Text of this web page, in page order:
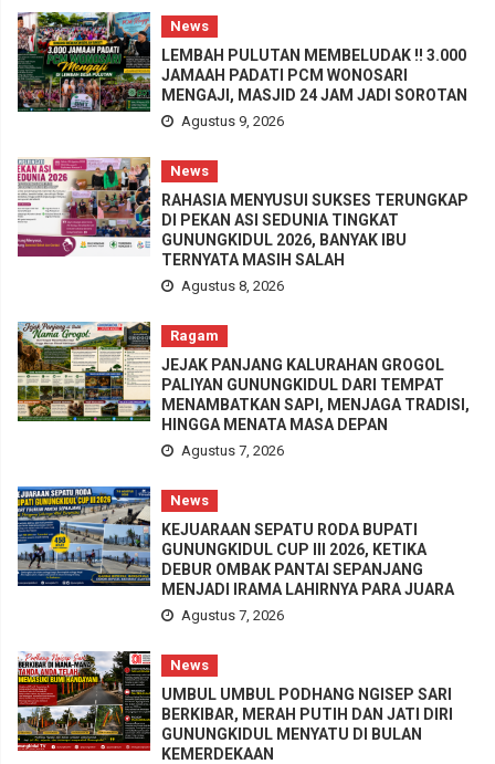
News
LEMBAH PULUTAN MEMBELUDAK !! 3.000
JAMAAH PADATI PCM WONOSARI
MENGAJI, MASJID 24 JAM JADI SOROTAN
Agustus 9, 2026
News
RAHASIA MENYUSUI SUKSES TERUNGKAP
DI PEKAN ASI SEDUNIA TINGKAT
GUNUNGKIDUL 2026, BANYAK IBU
TERNYATA MASIH SALAH
Agustus 8, 2026
Ragam
JEJAK PANJANG KALURAHAN GROGOL
PALIYAN GUNUNGKIDUL DARI TEMPAT
MENAMBATKAN SAPI, MENJAGA TRADISI,
HINGGA MENATA MASA DEPAN
Agustus 7, 2026
News
KEJUARAAN SEPATU RODA BUPATI
GUNUNGKIDUL CUP III 2026, KETIKA
DEBUR OMBAK PANTAI SEPANJANG
MENJADI IRAMA LAHIRNYA PARA JUARA
Agustus 7, 2026
News
UMBUL UMBUL PODHANG NGISEP SARI
BERKIBAR, MERAH PUTIH DAN JATI DIRI
GUNUNGKIDUL MENYATU DI BULAN
KEMERDEKAAN